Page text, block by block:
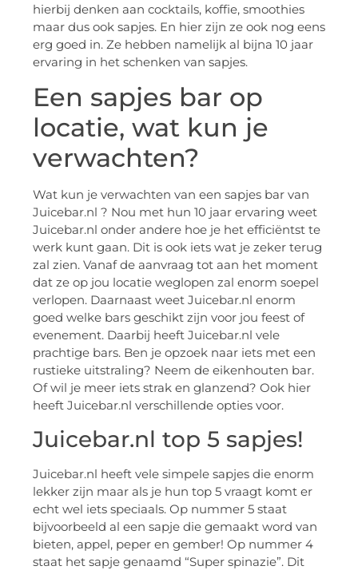
hierbij denken aan cocktails, koffie, smoothies
maar dus ook sapjes. En hier zijn ze ook nog eens
erg goed in. Ze hebben namelijk al bijna 10 jaar
ervaring in het schenken van sapjes.
Een sapjes bar op
locatie, wat kun je
verwachten?
Wat kun je verwachten van een sapjes bar van
Juicebar.nl ? Nou met hun 10 jaar ervaring weet
Juicebar.nl onder andere hoe je het efficiëntst te
werk kunt gaan. Dit is ook iets wat je zeker terug
zal zien. Vanaf de aanvraag tot aan het moment
dat ze op jou locatie weglopen zal enorm soepel
verlopen. Daarnaast weet Juicebar.nl enorm
goed welke bars geschikt zijn voor jou feest of
evenement. Daarbij heeft Juicebar.nl vele
prachtige bars. Ben je opzoek naar iets met een
rustieke uitstraling? Neem de eikenhouten bar.
Of wil je meer iets strak en glanzend? Ook hier
heeft Juicebar.nl verschillende opties voor.
Juicebar.nl top 5 sapjes!
Juicebar.nl heeft vele simpele sapjes die enorm
lekker zijn maar als je hun top 5 vraagt komt er
echt wel iets speciaals. Op nummer 5 staat
bijvoorbeeld al een sapje die gemaakt word van
bieten, appel, peper en gember! Op nummer 4
staat het sapje genaamd “Super spinazie”. Dit